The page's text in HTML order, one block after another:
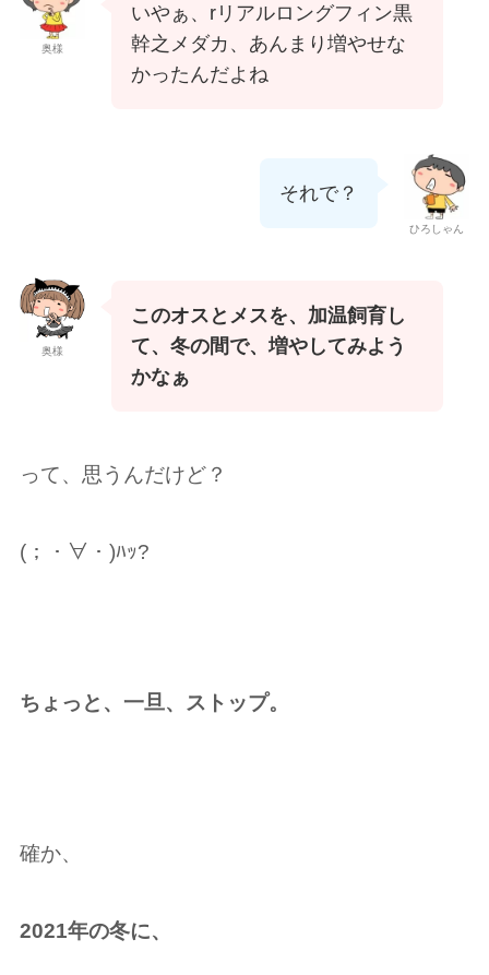
奥様
いやぁ、rリアルロングフィン黒
幹之メダカ、あんまり増やせな
かったんだよね
ひろしゃん
それで？
奥様
このオスとメスを、加温飼育し
て、冬の間で、増やしてみよう
かなぁ
って、思うんだけど？
(；・∀︎・)ﾊｯ?
ちょっと、一旦、ストップ。
確か、
2021年の冬に、